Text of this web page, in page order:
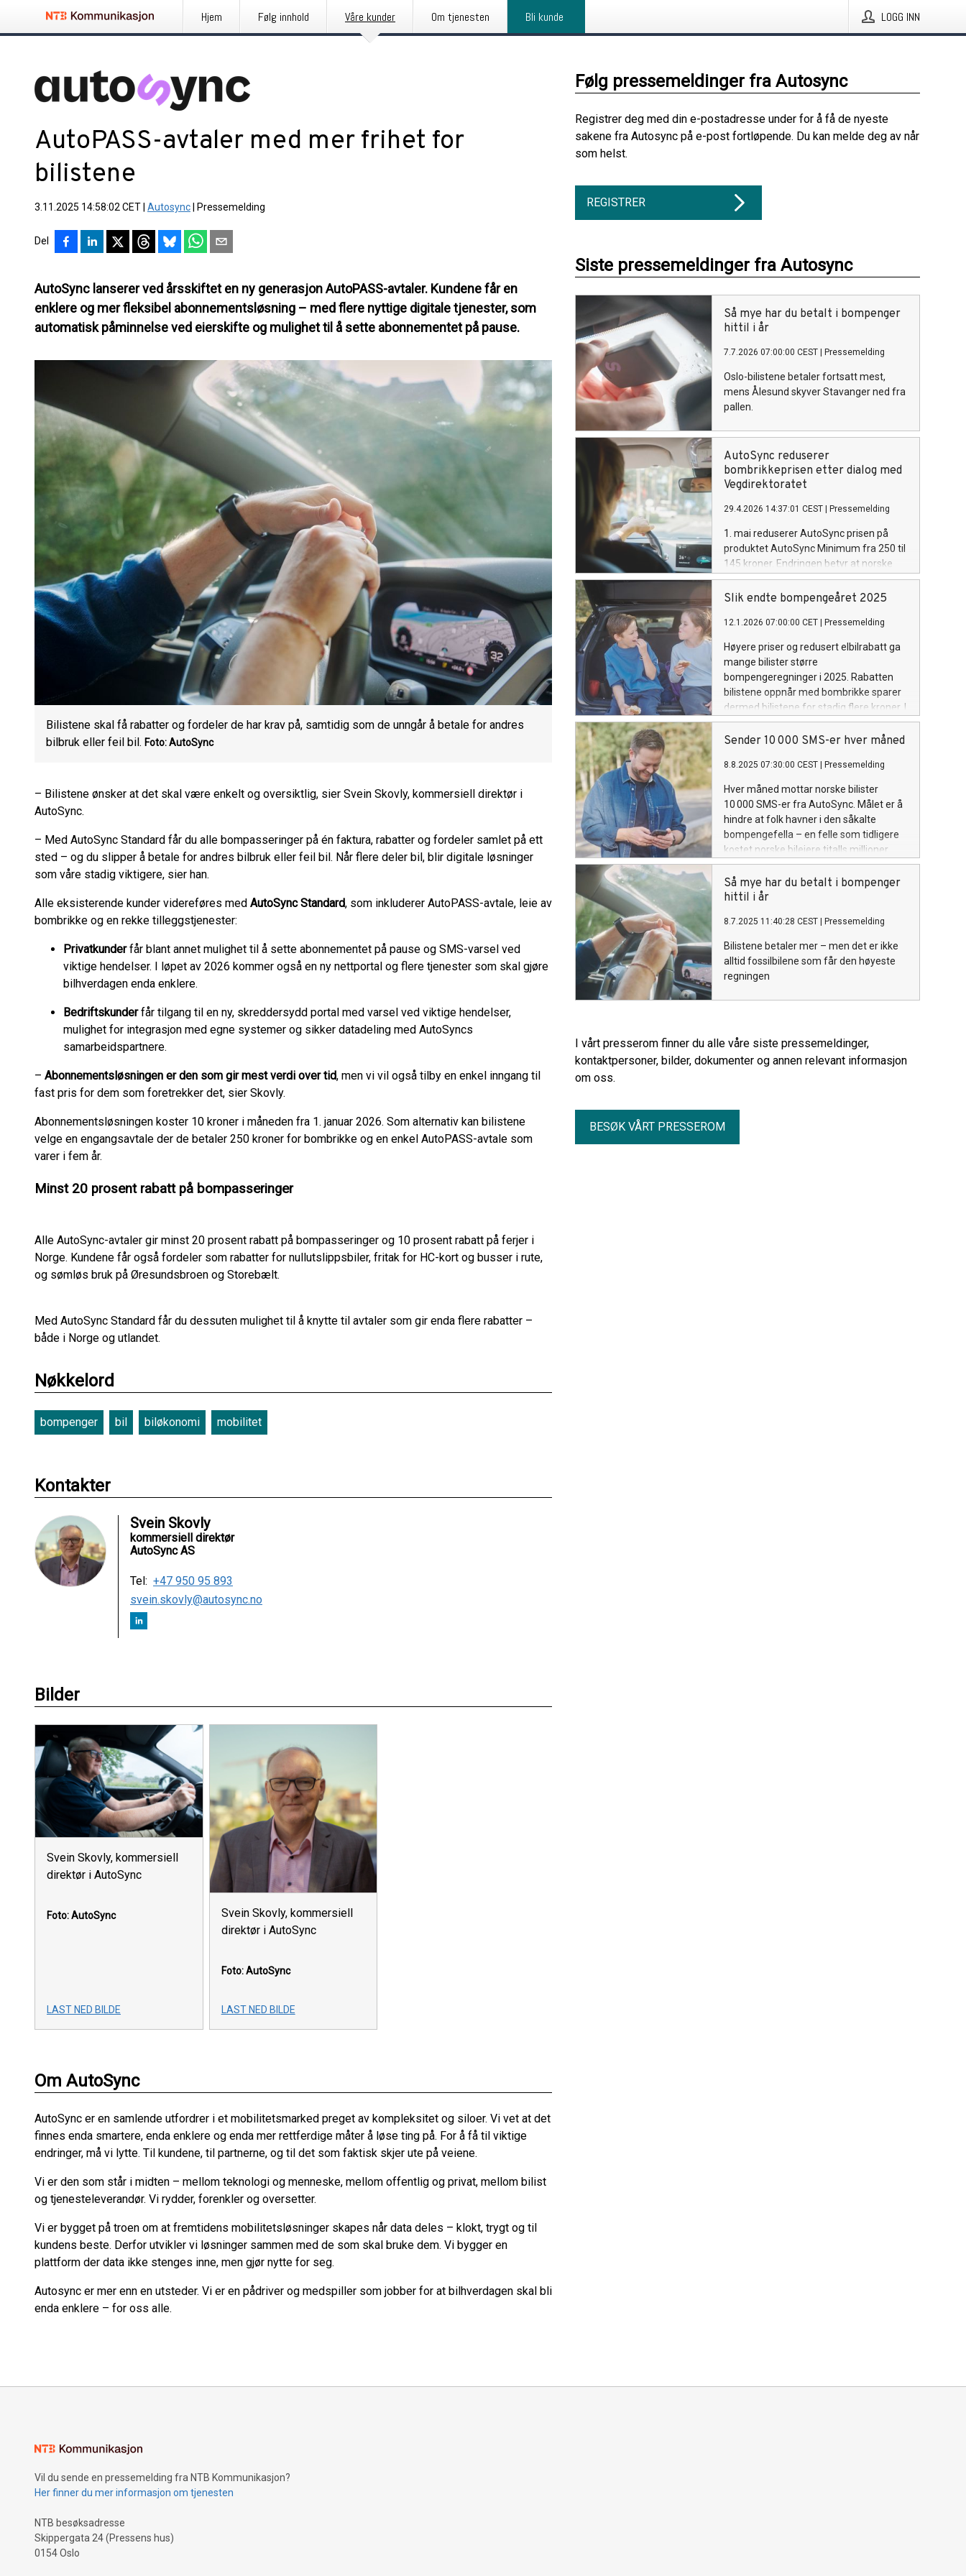
Hjem Følg innhold Våre kunder Om tjenesten Bli kunde LOGG INN
AutoPASS-avtaler med mer frihet for
bilistene
3.11.2025 14:58:02 CET Autosync Pressemelding
Del
AutoSync lanserer ved årsskiftet en ny generasjon AutoPASS-avtaler. Kundene får en
enklere og mer fleksibel abonnementsløsning – med flere nyttige digitale tjenester, som
automatisk påminnelse ved eierskifte og mulighet til å sette abonnementet på pause.
Bilistene skal få rabatter og fordeler de har krav på, samtidig som de unngår å betale for andres
bilbruk eller feil bil. Foto: AutoSync
– Bilistene ønsker at det skal være enkelt og oversiktlig, sier Svein Skovly, kommersiell direktør i
AutoSync.
– Med AutoSync Standard får du alle bompasseringer på én faktura, rabatter og fordeler samlet på ett
sted – og du slipper å betale for andres bilbruk eller feil bil. Når flere deler bil, blir digitale løsninger
som våre stadig viktigere, sier han.
Alle eksisterende kunder videreføres med AutoSync Standard, som inkluderer AutoPASS-avtale, leie av
bombrikke og en rekke tilleggstjenester:
Privatkunderfår blant annet mulighet til å sette abonnementet på pause og SMS-varsel ved
viktige hendelser. I løpet av 2026 kommer også en ny nettportal og flere tjenester som skal gjøre
bilhverdagen enda enklere.
Bedriftskunderfår tilgang til en ny, skreddersydd portal med varsel ved viktige hendelser,
mulighet for integrasjon med egne systemer og sikker datadeling med AutoSyncs
samarbeidspartnere.
– Abonnementsløsningen er den som gir mest verdi over tid, men vi vil også tilby en enkel inngang til
fast pris for dem som foretrekker det, sier Skovly.
Abonnementsløsningen koster 10 kroner i måneden fra 1. januar 2026. Som alternativ kan bilistene
velge en engangsavtale der de betaler 250 kroner for bombrikke og en enkel AutoPASS-avtale som
varer i fem år.
Minst 20 prosent rabatt på bompasseringer
Alle AutoSync-avtaler gir minst 20 prosent rabatt på bompasseringer og 10 prosent rabatt på ferjer i
Norge. Kundene får også fordeler som rabatter for nullutslippsbiler, fritak for HC-kort og busser i rute,
og sømløs bruk på Øresundsbroen og Storebælt.
Med AutoSync Standard får du dessuten mulighet til å knytte til avtaler som gir enda flere rabatter –
både i Norge og utlandet.
Nøkkelord
bompenger bil biløkonomi mobilitet
Kontakter
Svein Skovly
kommersiell direktør
AutoSync AS
Tel: +47 950 95 893
svein.skovly@autosync.no
Bilder
Svein Skovly, kommersiell
direktør i AutoSync
Foto: AutoSync
LAST NED BILDE
Svein Skovly, kommersiell
direktør i AutoSync
Foto: AutoSync
LAST NED BILDE
Om AutoSync
AutoSync er en samlende utfordrer i et mobilitetsmarked preget av kompleksitet og siloer. Vi vet at det
finnes enda smartere, enda enklere og enda mer rettferdige måter å løse ting på. For å få til viktige
endringer, må vi lytte. Til kundene, til partnerne, og til det som faktisk skjer ute på veiene.
Vi er den som står i midten – mellom teknologi og menneske, mellom offentlig og privat, mellom bilist
og tjenesteleverandør. Vi rydder, forenkler og oversetter.
Vi er bygget på troen om at fremtidens mobilitetsløsninger skapes når data deles – klokt, trygt og til
kundens beste. Derfor utvikler vi løsninger sammen med de som skal bruke dem. Vi bygger en
plattform der data ikke stenges inne, men gjør nytte for seg.
Autosync er mer enn en utsteder. Vi er en pådriver og medspiller som jobber for at bilhverdagen skal bli
enda enklere – for oss alle.
Følg pressemeldinger fra Autosync
Registrer deg med din e-postadresse under for å få de nyeste
sakene fra Autosync på e-post fortløpende. Du kan melde deg av når
som helst.
REGISTRER
Siste pressemeldinger fra Autosync
Så mye har du betalt i bompenger
hittil i år
7.7.2026 07:00:00 CEST Pressemelding
Oslo-bilistene betaler fortsatt mest,
mens Ålesund skyver Stavanger ned fra
pallen.
AutoSync reduserer
bombrikkeprisen etter dialog med
Vegdirektoratet
29.4.2026 14:37:01 CEST Pressemelding
1. mai reduserer AutoSync prisen på
produktet AutoSync Minimum fra 250 til
145 kroner. Endringen betyr at norske
bilister får tilgang til AutoPASS-
bombrikke og tilhørende rabatter med
Slik endte bompengeåret 2025
12.1.2026 07:00:00 CET Pressemelding
Høyere priser og redusert elbilrabatt ga
mange bilister større
bompengeregninger i 2025. Rabatten
bilistene oppnår med bombrikke sparer
dermed bilistene for stadig flere kroner. I
Nord-Norge og deler av kystområdene
har Stortingets vedtak om gratis ferjer
Sender 10 000 SMS-er hver måned
8.8.2025 07:30:00 CEST Pressemelding
Hver måned mottar norske bilister
10 000 SMS-er fra AutoSync. Målet er å
hindre at folk havner i den såkalte
bompengefella – en felle som tidligere
kostet norske bileiere titalls millioner
hvert år.
Så mye har du betalt i bompenger
hittil i år
8.7.2025 11:40:28 CEST Pressemelding
Bilistene betaler mer – men det er ikke
alltid fossilbilene som får den høyeste
regningen
I vårt presserom finner du alle våre siste pressemeldinger,
kontaktpersoner, bilder, dokumenter og annen relevant informasjon
om oss.
BESØK VÅRT PRESSEROM
Vil du sende en pressemelding fra NTB Kommunikasjon?
Her finner du mer informasjon om tjenesten
NTB besøksadresse
Skippergata 24 (Pressens hus)
0154 Oslo